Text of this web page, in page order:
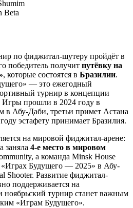
Beta
по фиджитал-шутеру пройдёт в
победитель получит путёвку на
, которые состоятся в Бразилии.
— это ежегодный
турнир в концепции
прошли в 2024 году в
Абу-Даби, третьи примет Астана
эстафету принимает Бразилия.
на мировой фиджитал-арене:
заняла 4-е место в мировом
а команда Minsk House
«Играх Будущего — 2025» в Абу-
Shooter. Развитие фиджитал-
поддерживается на
ноябрьский турнир станет важным
«Играм Будущего».